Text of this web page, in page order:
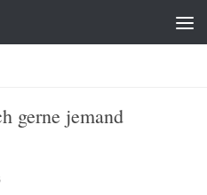
gerne jemand